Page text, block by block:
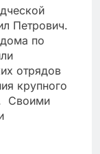
Петрович.
по
отрядов
крупного
Своими